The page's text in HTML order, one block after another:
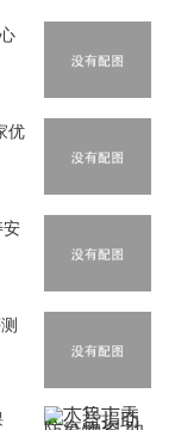
优
安